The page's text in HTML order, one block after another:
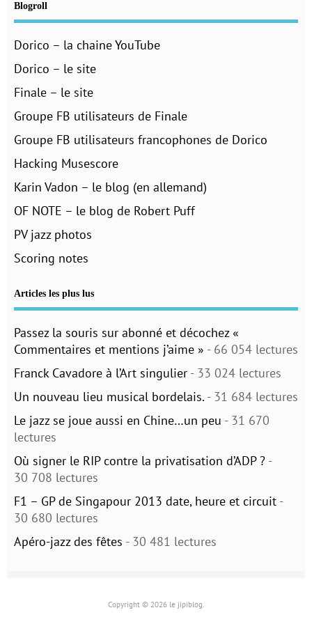
Blogroll
Dorico – la chaine YouTube
Dorico – le site
Finale – le site
Groupe FB utilisateurs de Finale
Groupe FB utilisateurs francophones de Dorico
Hacking Musescore
Karin Vadon – le blog (en allemand)
OF NOTE – le blog de Robert Puff
PV jazz photos
Scoring notes
Articles les plus lus
Passez la souris sur abonné et décochez «
Commentaires et mentions j’aime » - 66 054 lectures
Franck Cavadore à l’Art singulier - 33 024 lectures
Un nouveau lieu musical bordelais. - 31 684 lectures
Le jazz se joue aussi en Chine…un peu - 31 670
lectures
Où signer le RIP contre la privatisation d’ADP ? -
30 708 lectures
F1 – GP de Singapour 2013 date, heure et circuit -
30 680 lectures
Apéro-jazz des fêtes - 30 481 lectures
Copyright © 2026 le jipiblog.